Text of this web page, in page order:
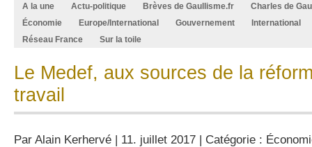
A la une
Actu-politique Brèves de Gaullisme.fr
Charles de
Économie
Europe/International Gouvernement
International
Réseau France
Sur la toile
Le Medef, aux sources de la
travail
Par Alain Kerhervé | 11. juillet 2017 | Catégorie :